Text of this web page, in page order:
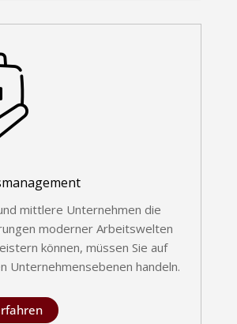
mittlere Unternehmen die
moderner Arbeitswelten
können, müssen Sie auf
Unternehmensebenen handeln.